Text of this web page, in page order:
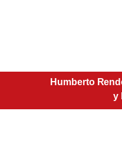
Humberto
y